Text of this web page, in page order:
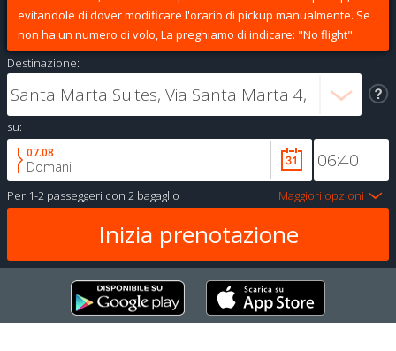
evitandole di dover modificare l'orario di pickup manualmente. Se
non ha un numero di volo, La preghiamo di indicare: "No flight".
Destinazione:
su:
07.08
Domani
Per 1-2 passeggeri con 2 bagaglio Maggiori opzioni